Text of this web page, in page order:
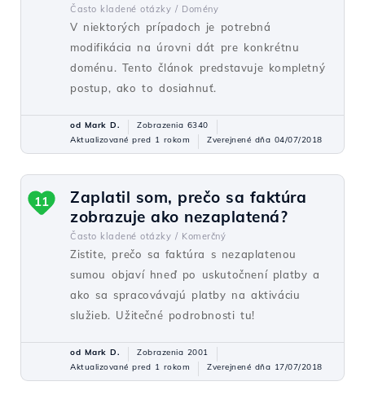
Často kladené otázky / Domény
V niektorých prípadoch je potrebná
modifikácia na úrovni dát pre konkrétnu
doménu. Tento článok predstavuje kompletný
postup, ako to dosiahnuť.
od Mark D.
Zobrazenia 6340
Aktualizované pred 1 rokom
Zverejnené dňa 04/07/2018
Zaplatil som, prečo sa faktúra
zobrazuje ako nezaplatená?
Často kladené otázky / Komerčný
Zistite, prečo sa faktúra s nezaplatenou
sumou objaví hneď po uskutočnení platby a
ako sa spracovávajú platby na aktiváciu
služieb. Užitečné podrobnosti tu!
11
od Mark D.
Zobrazenia 2001
Aktualizované pred 1 rokom
Zverejnené dňa 17/07/2018